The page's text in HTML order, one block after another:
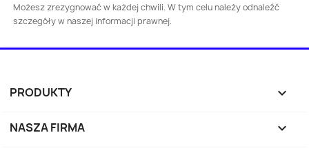
Możesz zrezygnować w każdej chwili. W tym celu należy odnaleźć
szczegóły w naszej informacji prawnej.
PRODUKTY 
NASZA FIRMA 